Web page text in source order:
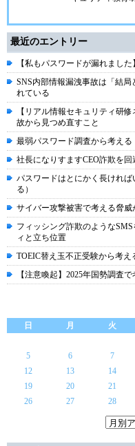
最近のエントリー
【私もパスワードが漏れまし
SNS内部情報漏洩事故は「結
れている
【リアル情報セキュリティ研
故から見つめ直すこと
最弱パスワード調査から考え
社長になりすますCEO詐欺を回
パスワードはとにかく長けれ
る）
サイバー攻撃被害で考える脅
フィッシング詐欺のような
ィと立ち位置
TOEIC替え玉不正受験から考
【注意喚起】2025年国勢調査
日
月 火
5
6 7
12
13 14
19
20 21
26
27 28